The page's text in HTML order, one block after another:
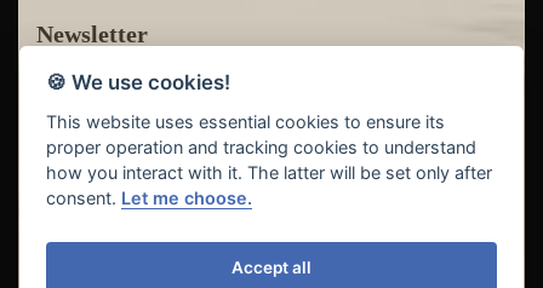
Newsletter
Máte zájem o akční nabídky?
Teď už vám nic neunikne!
🍪 We use cookies!
This website uses essential cookies to ensure its
proper operation and tracking cookies to understand
how you interact with it. The latter will be set only after
consent. Let me choose.
Accept all